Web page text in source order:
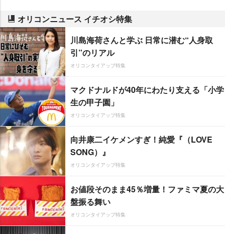
オリコンニュース イチオシ特集
川島海荷さんと学ぶ 日常に潜む“人身取
引”のリアル
オリコンタイアップ特集
マクドナルドが40年にわたり支える「小学
生の甲子園」
オリコンタイアップ特集
向井康二イケメンすぎ！純愛『（LOVE
SONG）』
オリコンタイアップ特集
お値段そのまま45％増量！ファミマ夏の大
盤振る舞い
オリコンタイアップ特集